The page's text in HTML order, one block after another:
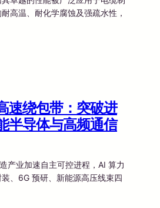
高温、耐化学腐蚀及强疏水性，
速绕包带：突破进
半导体与高频通信
产业加速自主可控进程，AI 算力
、6G 预研、新能源高压线束四